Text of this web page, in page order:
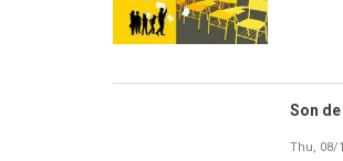
Son
Thu, 08/